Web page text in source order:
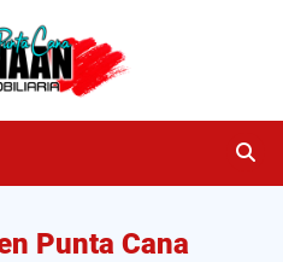
Punta Cana